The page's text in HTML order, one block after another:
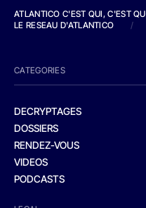
ATLANTICO C'EST QUI, C'EST
LE RESEAU D'ATLANTICO
/
CATEGORIES
DECRYPTAGES
DOSSIERS
RENDEZ-VOUS
VIDEOS
PODCASTS